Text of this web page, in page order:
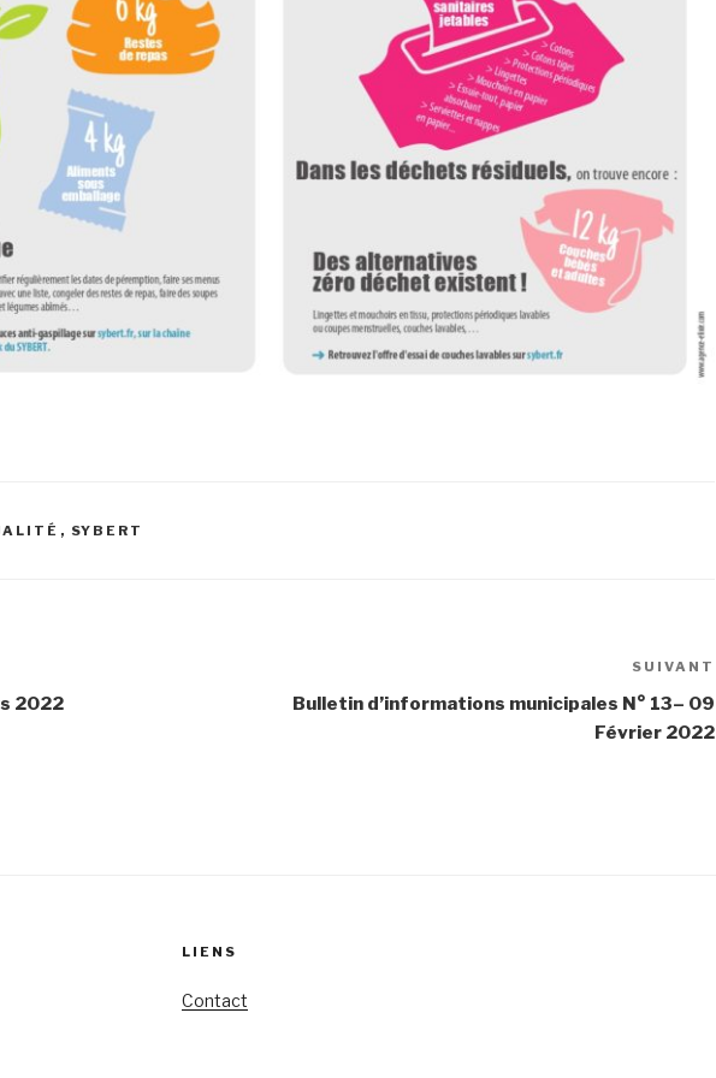
, SYBERT
2022
SUIVANT
Bulletin d’informations municipales N° 13– 09
Février 2022
LIENS
Contact